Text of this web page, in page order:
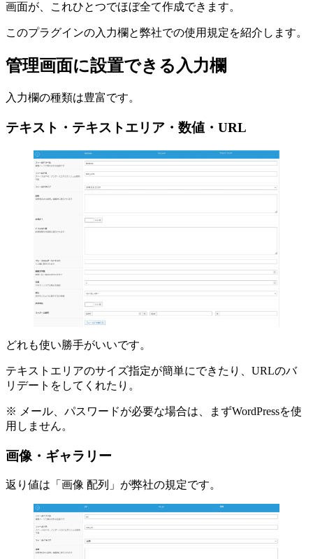
画面が、これひとつでほぼ全て作成できます。
このプラグインの入力欄と弊社での使用規定を紹介します。
管理画面に設置できる入力欄
入力欄の種類は豊富です。
テキスト・テキストエリア・数値・URL
どれも使い勝手がいいです。
テキストエリアのサイズ指定が簡単にできたり、URLのバ
リデートをしてくれたり。
※ メール、パスワードが必要な場合は、まずWordPressを使
用しません。
画像・ギャラリー
返り値は「画像 配列」が弊社の規定です。